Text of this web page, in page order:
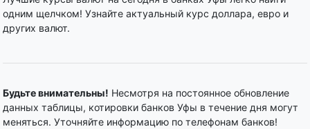
одним щелчком! Узнайте актуальный курс доллара, евро и
других валют.
Будьте внимательны! Несмотря на постоянное обновление
данных таблицы, котировки банков Уфы в течение дня могут
меняться. Уточняйте информацию по телефонам банков!